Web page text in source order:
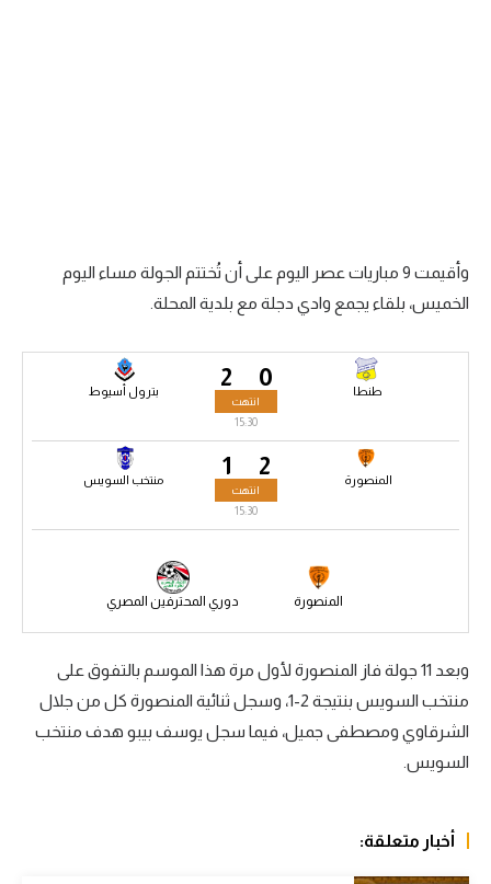
الدوري الإسباني
كرة السلة الأمريكية
كرة طائرة
الوطن العربي
وأقيمت 9 مباريات عصر اليوم على أن تُختتم الجولة مساء اليوم
الخميس، بلقاء يجمع وادي دجلة مع بلدية المحلة.
0 طنطا 2 بترول أسيوط
انتهت
15:30
2 المنصورة 1 منتخب السويس
انتهت
15:30
المنصورة دوري المحترفين المصري
وبعد 11 جولة فاز المنصورة لأول مرة هذا الموسم بالتفوق على
منتخب السويس بنتيجة 2-1، وسجل ثنائية المنصورة كل من جلال
الشرقاوي ومصطفى جميل، فيما سجل يوسف بيبو هدف منتخب
السويس.
أخبار متعلقة: